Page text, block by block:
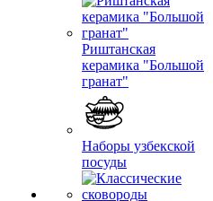
Риштанская
керамика "Большой
гранат"
Наборы узбекской
посуды